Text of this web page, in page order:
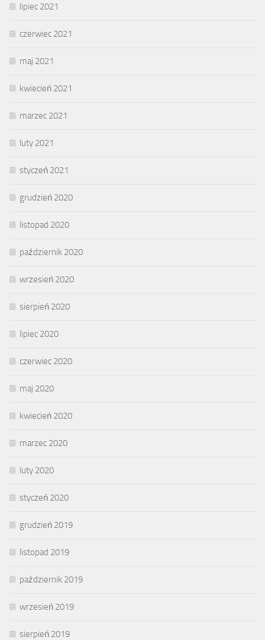
lipiec 2021
czerwiec 2021
maj 2021
kwiecień 2021
marzec 2021
luty 2021
styczeń 2021
grudzień 2020
listopad 2020
październik 2020
wrzesień 2020
sierpień 2020
lipiec 2020
czerwiec 2020
maj 2020
kwiecień 2020
marzec 2020
luty 2020
styczeń 2020
grudzień 2019
listopad 2019
październik 2019
wrzesień 2019
sierpień 2019